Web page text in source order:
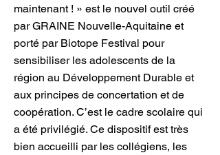
maintenant ! » est le nouvel outil créé
par GRAINE Nouvelle-Aquitaine et
porté par Biotope Festival pour
sensibiliser les adolescents de la
région au Développement Durable et
aux principes de concertation et de
coopération. C’est le cadre scolaire qui
a été privilégié. Ce dispositif est très
bien accueilli par les collégiens, les